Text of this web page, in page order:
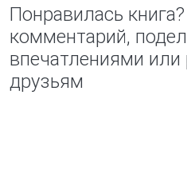
Понравилась
комментарий,
впечатлениями или
друзьям